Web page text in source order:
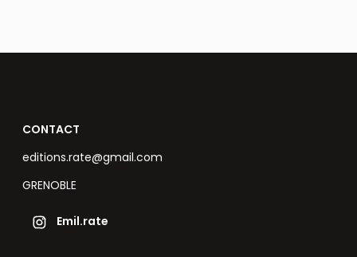
CONTACT
editions.rate@gmail.com
GRENOBLE
Emil.rate